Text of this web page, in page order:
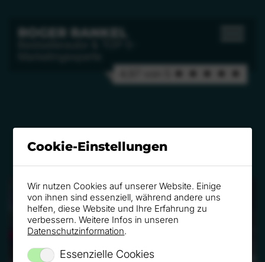
Cookie-Einstellungen
Wir nutzen Cookies auf unserer Website. Einige
von ihnen sind essenziell, während andere uns
helfen, diese Website und Ihre Erfahrung zu
verbessern. Weitere Infos in unseren
Datenschutzinformation.
Essenzielle Cookies
ROGER RANKEL
EINDRÜCKE